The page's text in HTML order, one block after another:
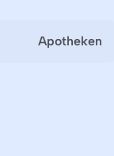
Apotheken